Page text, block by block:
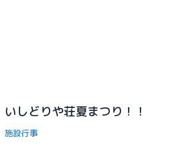
いしどりや荘夏まつり！！
施設行事